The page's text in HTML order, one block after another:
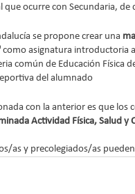
que ocurre con Secundaria,
se propone crear una
como asignatura introductoria
común de Educación Física
del alumnado
con la anterior es que los
Actividad Física, Salud y
as y precolegiados/as